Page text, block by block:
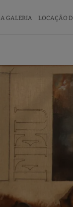
A GALERIA LOCAÇÃO